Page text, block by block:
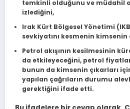
temkinli olduğunu ve müdahil
izlediğini,
Irak Kürt Bölgesel Yönetimi
sevkiyatını kesmenin kimsenin
Petrol akışının kesilmesinin
da etkileyeceğini, petrol
bunun da kimsenin çıkarları
yapılan çağrıların durumu
gerektiğini ifade etti.